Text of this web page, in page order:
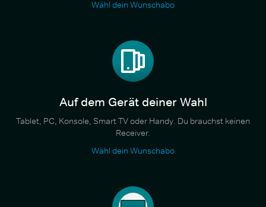
Wähl dein Wunschabo
Auf dem Gerät deiner Wahl
Tablet, PC, Konsole, Smart TV oder Handy. Du brauchst keinen
Receiver.
Wähl dein Wunschabo